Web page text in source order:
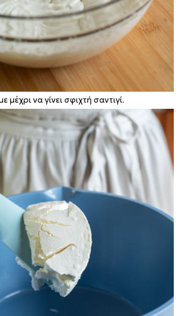
μέχρι να γίνει σφιχτή σαντιγί.